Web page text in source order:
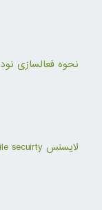
نحوه فعالسازی نود 32
لایسنس mobile secuirty